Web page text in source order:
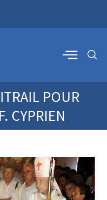
POUR
CYPRIEN